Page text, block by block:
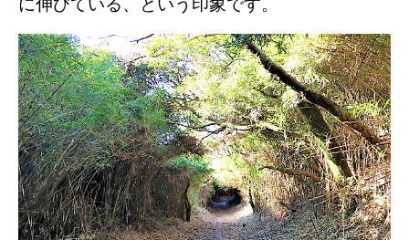
に伸びている、という印象です。